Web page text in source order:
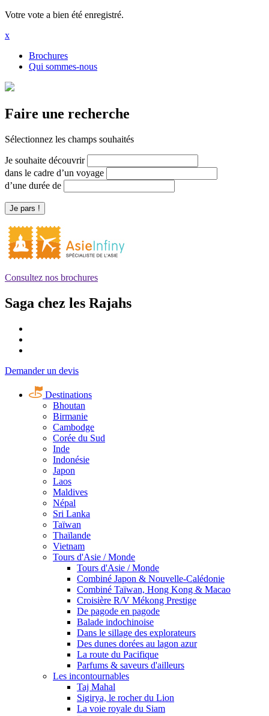
Votre vote a bien été enregistré.
x
Brochures
Qui sommes-nous
Faire une recherche
Sélectionnez les champs souhaités
Je souhaite découvrir
dans le cadre d’un voyage
d’une durée de
Je pars !
Consultez nos brochures
Saga chez les Rajahs
Demander un devis
Destinations
Bhoutan
Birmanie
Cambodge
Corée du Sud
Inde
Indonésie
Japon
Laos
Maldives
Népal
Sri Lanka
Taïwan
Thaïlande
Vietnam
Tours d'Asie / Monde
Tours d'Asie / Monde
Combiné Japon & Nouvelle-Calédonie
Combiné Taïwan, Hong Kong & Macao
Croisière R/V Mékong Prestige
De pagode en pagode
Balade indochinoise
Dans le sillage des explorateurs
Des dunes dorées au lagon azur
La route du Pacifique
Parfums & saveurs d'ailleurs
Les incontournables
Taj Mahal
Sigirya, le rocher du Lion
La voie royale du Siam